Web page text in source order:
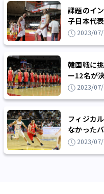
課題のイ
子日本代
に前日の
2023/
韓国戦に
ー12名が
郎がメン
2023/
フィジカ
なかった
化試合初戦
2023/